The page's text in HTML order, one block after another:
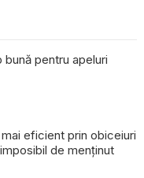
pentru apeluri
eficient prin obiceiuri
de menținut